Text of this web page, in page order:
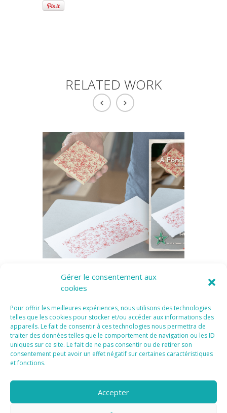
Gérer le consentement aux
cookies
Pour offrir les meilleures expériences, nous utilisons des technologies
telles que les cookies pour stocker et/ou accéder aux informations des
appareils. Le fait de consentir à ces technologies nous permettra de
traiter des données telles que le comportement de navigation ou les ID
uniques sur ce site. Le fait de ne pas consentir ou de retirer son
consentement peut avoir un effet négatif sur certaines caractéristiques
et fonctions.
Accepter
RELATED WORK
Création d’une
Création
Tous Droits Réservés 2015 IMentions Légales I